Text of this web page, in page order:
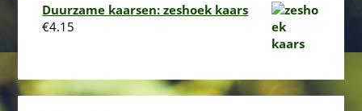
Duurzame kaarsen: zeshoek kaars
€4.15